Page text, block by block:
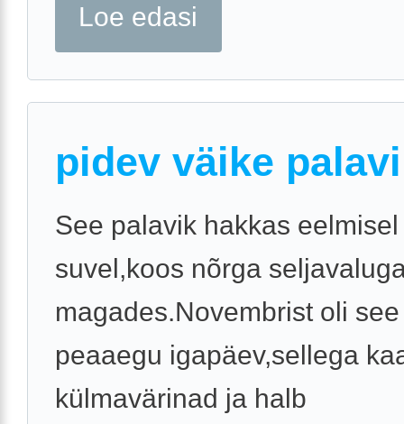
Loe edasi
pidev väike
See palavik hakkas eelmisel
suvel,koos nõrga
magades.Novembrist oli
peaaegu igapäev,sellega
külmavärinad ja halb